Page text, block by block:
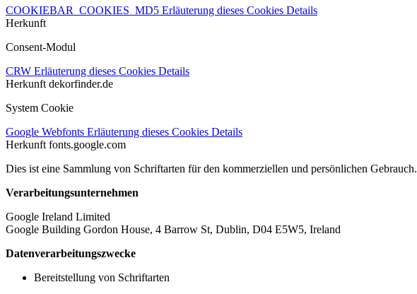
COOKIEBAR_COOKIES_MD5 Erläuterung dieses Cookies Details
Herkunft
Consent-Modul
CRW Erläuterung dieses Cookies Details
Herkunft dekorfinder.de
System Cookie
Google Webfonts Erläuterung dieses Cookies Details
Herkunft fonts.google.com
Dies ist eine Sammlung von Schriftarten für den kommerziellen und persönlichen Gebrauch.
Verarbeitungsunternehmen
Google Ireland Limited
Google Building Gordon House, 4 Barrow St, Dublin, D04 E5W5, Ireland
Datenverarbeitungszwecke
Bereitstellung von Schriftarten